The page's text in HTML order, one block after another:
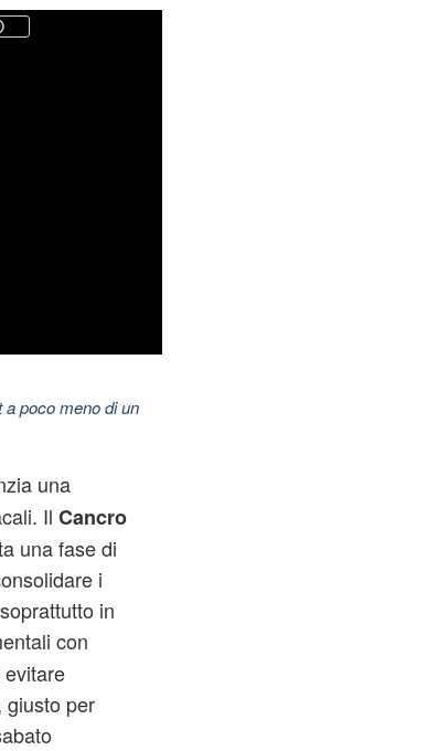
a poco meno di un
una
Il Cancro
una fase di
i
in
con
giusto per